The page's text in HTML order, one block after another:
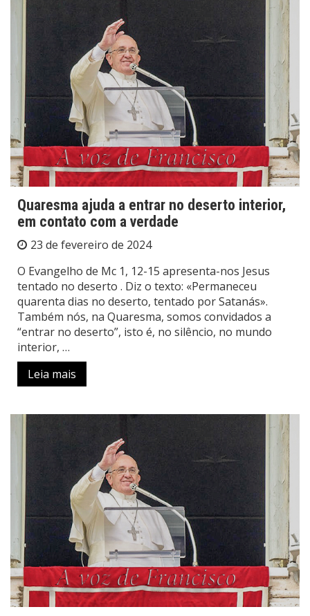
Quaresma ajuda a entrar no deserto interior,
em contato com a verdade
23 de fevereiro de 2024
O Evangelho de Mc 1, 12-15 apresenta-nos Jesus
tentado no deserto . Diz o texto: «Permaneceu
quarenta dias no deserto, tentado por Satanás».
Também nós, na Quaresma, somos convidados a
“entrar no deserto”, isto é, no silêncio, no mundo
interior, …
Leia mais